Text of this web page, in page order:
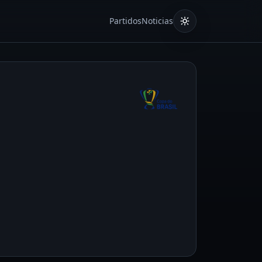
PartidosNoticias